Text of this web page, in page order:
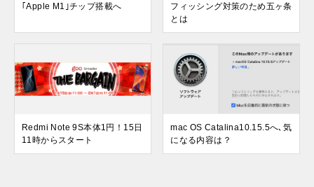
｢Apple M1｣チップ搭載へ
フィッシング対策のため五ヶ条
とは
Redmi Note 9S本体1円！15日
11時からスタート
mac OS Catalina10.15.5へ､気
になる内容は？